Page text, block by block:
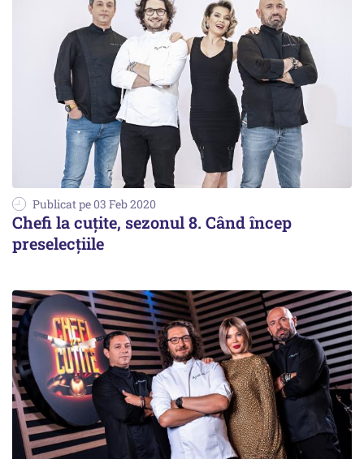
Publicat pe 03 Feb 2020
Chefi la cuțite, sezonul 8. Când încep
preselecțiile